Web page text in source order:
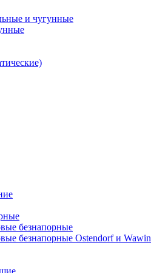
и чугунные
безнапорные
безнапорные Ostendorf и Wawin